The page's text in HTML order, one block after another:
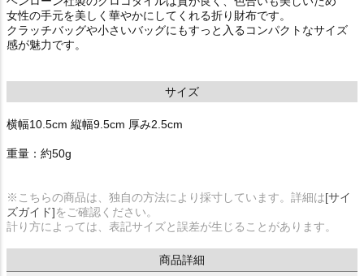
女性の手元を美しく華やかにしてくれる折り財布です。
クラッチバッグや小さいバッグにもすっと入るコンパクトなサイズ
感が魅力です。
サイズ
横幅10.5cm 縦幅9.5cm 厚み2.5cm
重量：約50g
※こちらの商品は、独自の方法により採寸しています。詳細は[サイ
ズガイド]をご確認ください。
計り方によっては、表記サイズと誤差が生じることがあります。
商品詳細